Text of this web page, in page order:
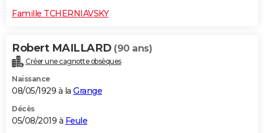
Famille TCHERNIAVSKY
Robert MAILLARD (90 ans)
Créer une cagnotte obsèques
Naissance
08/05/1929 à la Grange
Décès
05/08/2019 à Feule